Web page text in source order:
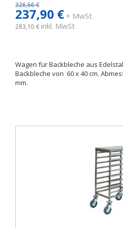
326,66 €
237,90 €+ MwSt
283,10 € inkl. MwSt
Wagen für Backbleche aus
Backbleche von 60 x 40 cm.
mm.